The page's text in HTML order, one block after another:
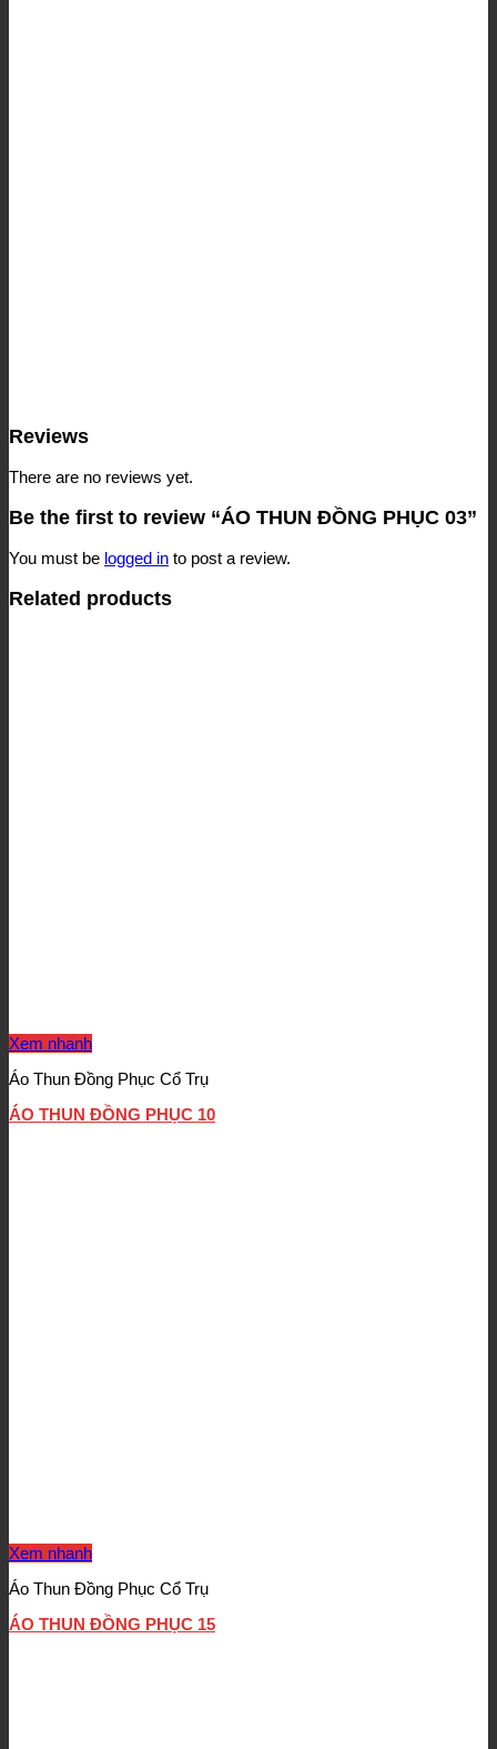
Reviews
There are no reviews yet.
Be the first to review “ÁO THUN ĐỒNG PHỤC 03”
You must be logged in to post a review.
Related products
Xem nhanh
Áo Thun Đồng Phục Cổ Trụ
ÁO THUN ĐỒNG PHỤC 10
Xem nhanh
Áo Thun Đồng Phục Cổ Trụ
ÁO THUN ĐỒNG PHỤC 15